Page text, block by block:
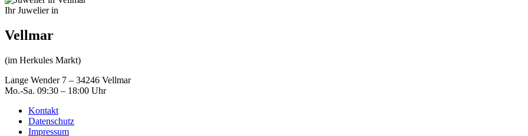
Ihr Juwelier in
Vellmar
(im Herkules Markt)
Lange Wender 7 – 34246 Vellmar
Mo.-Sa. 09:30 – 18:00 Uhr
Kontakt
Datenschutz
Impressum